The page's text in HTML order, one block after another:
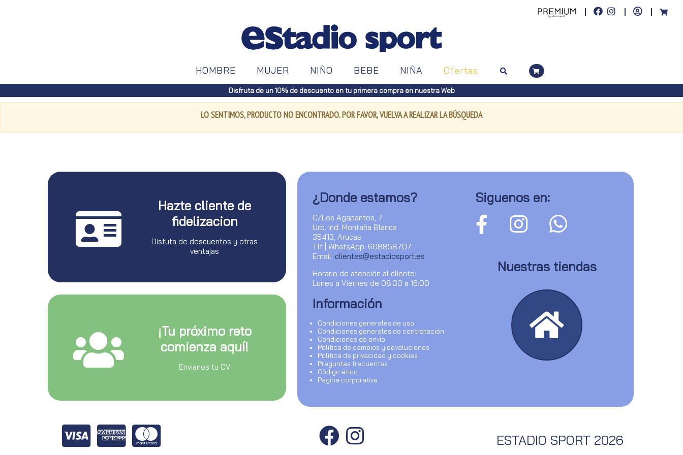
HOMBRE MUJER NIÑO BEBE NIÑA Ofertas
Disfruta de un 10% de descuento en tu primera compra en nuestra Web
LO SENTIMOS, PRODUCTO NO ENCONTRADO. POR FAVOR, VUELVA A REALIZAR LA BÚSQUEDA
Hazte cliente de
fidelizacion
Disfuta de descuentos y otras
ventajas
¡Tu próximo reto
comienza aquí!
Envianos tu CV
¿Donde estamos?
C/Los Agapantos, 7
Urb. Ind. Montaña Blanca
35413, Arucas
Tlf | WhatsApp: 608858707
Email: clientes@estadiosport.es
Horario de atención al cliente:
Lunes a Viernes de 08:30 a 16:00
Información
Condiciones generales de uso
Condiciones generales de contratación
Condiciones de envío
Política de cambios y devoluciones
Política de privacidad y cookies
Preguntas frecuentes
Código ético
Página corporativa
Siguenos en:
Nuestras tiendas
ESTADIO SPORT 2026